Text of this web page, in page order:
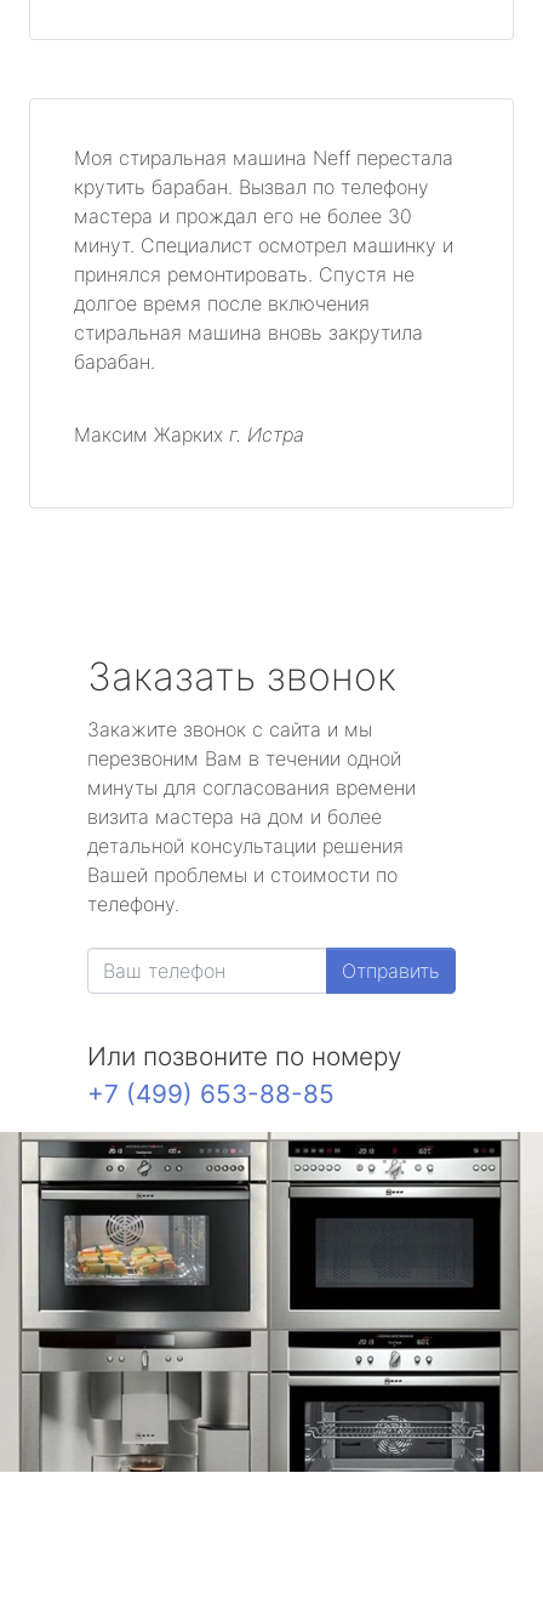
Моя стиральная машина Neff перестала
крутить барабан. Вызвал по телефону
мастера и прождал его не более 30
минут. Специалист осмотрел машинку и
принялся ремонтировать. Спустя не
долгое время после включения
стиральная машина вновь закрутила
барабан.
Максим Жарких г. Истра
Заказать звонок
Закажите звонок с сайта и мы
перезвоним Вам в течении одной
минуты для согласования времени
визита мастера на дом и более
детальной консультации решения
Вашей проблемы и стоимости по
телефону.
Отправить
Или позвоните по номеру
+7 (499) 653-88-85